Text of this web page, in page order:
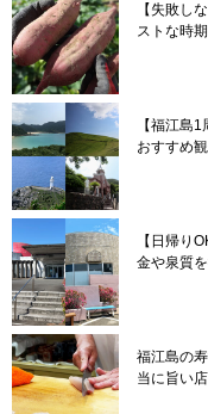
【失敗し
ストな時
【福江島
おすすめ
【日帰り
金や泉質
福江島の
当に旨い